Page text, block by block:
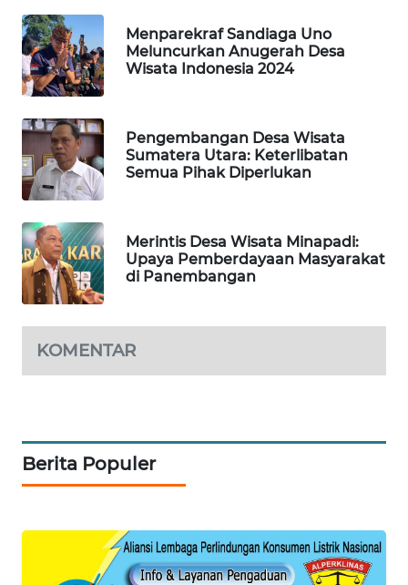
Menparekraf Sandiaga Uno
Meluncurkan Anugerah Desa
Wisata Indonesia 2024
Pengembangan Desa Wisata
Sumatera Utara: Keterlibatan
Semua Pihak Diperlukan
Merintis Desa Wisata Minapadi:
Upaya Pemberdayaan Masyarakat
di Panembangan
KOMENTAR
Berita Populer
WAHANA
LISTRIK
WAHANA
TRAVEL
WAHANA
TV
WAHANANEWS
ID
WAHANANEWS
SPORT